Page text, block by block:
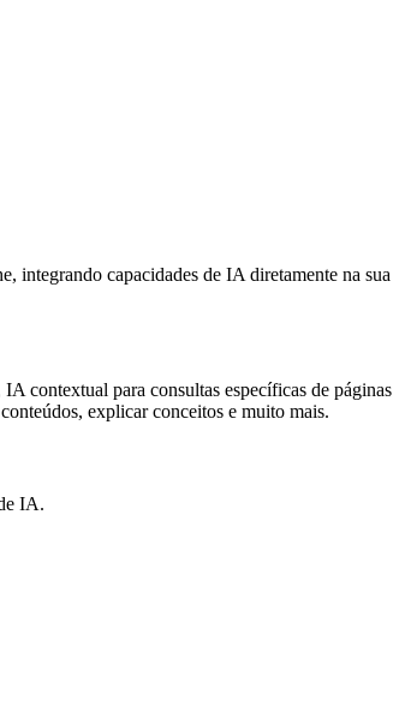
integrando capacidades de IA diretamente na sua
contextual para consultas específicas de páginas
explicar conceitos e muito mais.
IA.